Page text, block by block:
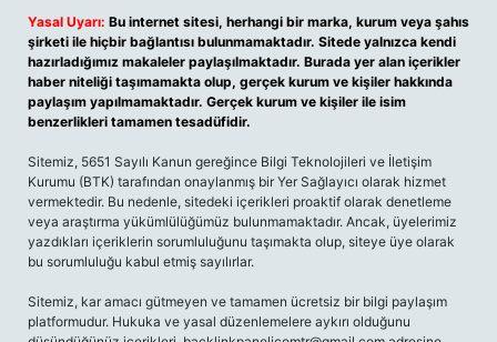
Yasal Uyarı: Bu internet sitesi, herhangi bir marka, kurum veya şahıs
şirketi ile hiçbir bağlantısı bulunmamaktadır. Sitede yalnızca kendi
hazırladığımız makaleler paylaşılmaktadır. Burada yer alan içerikler
haber niteliği taşımamakta olup, gerçek kurum ve kişiler hakkında
paylaşım yapılmamaktadır. Gerçek kurum ve kişiler ile isim
benzerlikleri tamamen tesadüfidir.
Sitemiz, 5651 Sayılı Kanun gereğince Bilgi Teknolojileri ve İletişim
Kurumu (BTK) tarafından onaylanmış bir Yer Sağlayıcı olarak hizmet
vermektedir. Bu nedenle, sitedeki içerikleri proaktif olarak denetleme
veya araştırma yükümlülüğümüz bulunmamaktadır. Ancak, üyelerimiz
yazdıkları içeriklerin sorumluluğunu taşımakta olup, siteye üye olarak
bu sorumluluğu kabul etmiş sayılırlar.
Sitemiz, kar amacı gütmeyen ve tamamen ücretsiz bir bilgi paylaşım
platformudur. Hukuka ve yasal düzenlemelere aykırı olduğunu